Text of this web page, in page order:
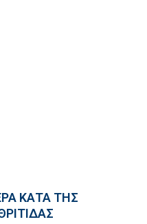
ΚΑΤΑ ΤΗΣ